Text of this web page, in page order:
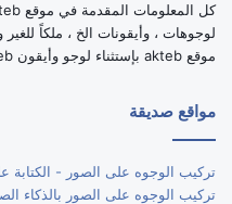
لوجوهات ، وأيقونات الخ ، ملكاً
موقع akteb بإستثناء لوجو وأيقون akteb.
مواقع صديقة
تركيب الوجوه على الصور - الكتابة
تركيب الوجوه على الصور بالذكاء